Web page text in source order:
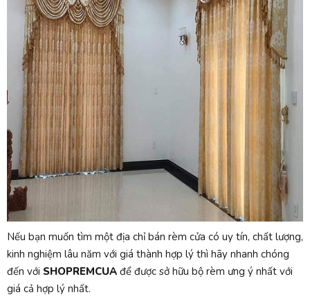
Nếu bạn muốn tìm một địa chỉ bán rèm cửa có uy tín, chất lượng,
kinh nghiệm lâu năm với giá thành hợp lý thì hãy nhanh chóng
đến với SHOPREMCUA để được sở hữu bộ rèm ưng ý nhất với
giá cả hợp lý nhất.